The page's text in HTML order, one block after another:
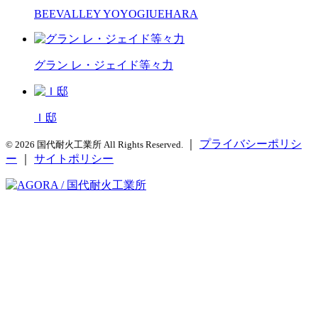
BEEVALLEY YOYOGIUEHARA
グラン レ・ジェイド等々力
Ｉ邸
© 2026 国代耐火工業所 All Rights Reserved.
プライバシーポリシ
ー
サイトポリシー